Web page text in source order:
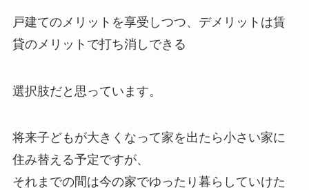
戸建てのメリットを享受しつつ、デメリットは賃
貸のメリットで打ち消しできる
選択肢だと思っています。
将来子どもが大きくなって家を出たら小さい家に
住み替える予定ですが、
それまでの間は今の家でゆったり暮らしていけた